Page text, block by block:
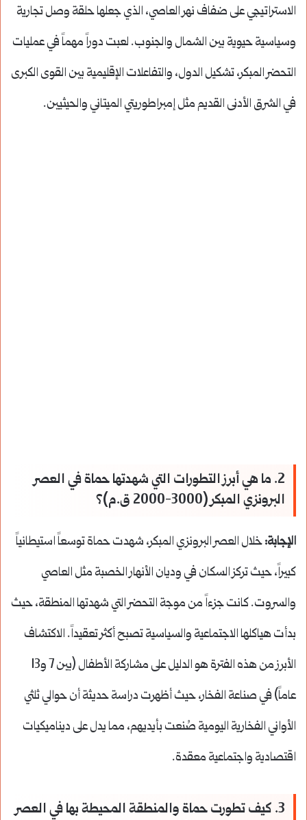
الاستراتيجي على ضفاف نهر العاصي، الذي جعلها حلقة وصل تجارية
وسياسية حيوية بين الشمال والجنوب. لعبت دوراً مهماً في عمليات
التحضر المبكر، تشكيل الدول، والتفاعلات الإقليمية بين القوى الكبرى
في الشرق الأدنى القديم مثل إمبراطوريتي الميتاني والحيثيين.
2. ما هي أبرز التطورات التي شهدتها حماة في العصر
البرونزي المبكر (3000-2000 ق.م)؟
الإجابة:خلال العصر البرونزي المبكر، شهدت حماة توسعاً استيطانياً
كبيراً، حيث تركز السكان في وديان الأنهار الخصبة مثل العاصي
والسروت. كانت جزءاً من موجة التحضر التي شهدتها المنطقة، حيث
بدأت هياكلها الاجتماعية والسياسية تصبح أكثر تعقيداً. الاكتشاف
الأبرز من هذه الفترة هو الدليل على مشاركة الأطفال (بين 7 و13
عاماً) في صناعة الفخار، حيث أظهرت دراسة حديثة أن حوالي ثلثي
الأواني الفخارية اليومية صُنعت بأيديهم، مما يدل على ديناميكيات
اقتصادية واجتماعية معقدة.
3. كيف تطورت حماة والمنطقة المحيطة بها في العصر